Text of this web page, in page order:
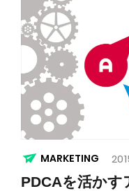
MARKETING
PDCAを活かす